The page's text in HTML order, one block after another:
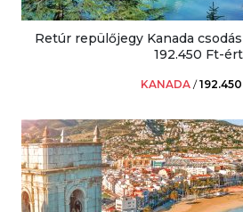
Retúr repülőjegy Kanada
192.450 Ft-
KANADA /